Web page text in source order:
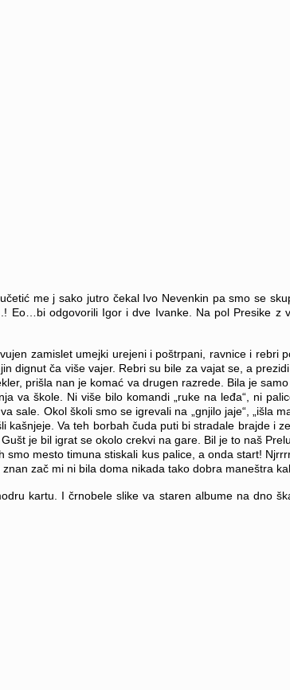
me j sako jutro čekal Ivo Nevenkin pa smo se
odgovorili Igor i dve Ivanke. Na pol Presike
zamislet umejki urejeni i poštrpani, ravnice i
dignut ča više vajer. Rebri su bile za vajat se, a
prišla nan je komać va drugen razrede. Bila je
va škole. Ni više bilo komandi „ruke na leđa“, ni
Okol školi smo se igrevali na „gnjilo jaje“, „išla
Va teh borbah čuda puti bi stradale brajde i
je bil igrat se okolo crekvi na gare. Bil je to naš
mesto timuna stiskali kus palice, a onda start!
zač mi ni bila doma nikada tako dobra maneštra
kartu. I črnobele slike va staren albume na dno